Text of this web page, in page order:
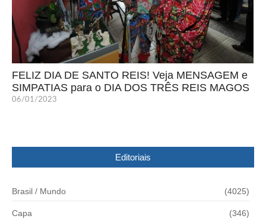
FELIZ DIA DE SANTO REIS! Veja MENSAGEM e
SIMPATIAS para o DIA DOS TRÊS REIS MAGOS
06/01/2023
Editoriais
Brasil / Mundo (4025)
Capa (346)